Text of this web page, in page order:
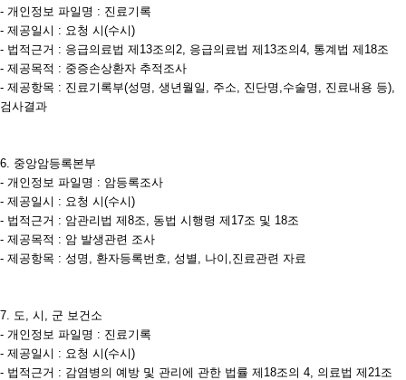
- 개인정보 파일명 : 진료기록
- 제공일시 : 요청 시(수시)
- 법적근거 : 응급의료법 제13조의2, 응급의료법 제13조의4, 통계법 제18조
- 제공목적 : 중증손상환자 추적조사
- 제공항목 : 진료기록부(성명, 생년월일, 주소, 진단명,수술명, 진료내용 등),
검사결과
6. 중앙암등록본부
- 개인정보 파일명 : 암등록조사
- 제공일시 : 요청 시(수시)
- 법적근거 : 암관리법 제8조, 동법 시행령 제17조 및 18조
- 제공목적 : 암 발생관련 조사
- 제공항목 : 성명, 환자등록번호, 성별, 나이,진료관련 자료
7. 도, 시, 군 보건소
- 개인정보 파일명 : 진료기록
- 제공일시 : 요청 시(수시)
- 법적근거 : 감염병의 예방 및 관리에 관한 법률 제18조의 4, 의료법 제21조